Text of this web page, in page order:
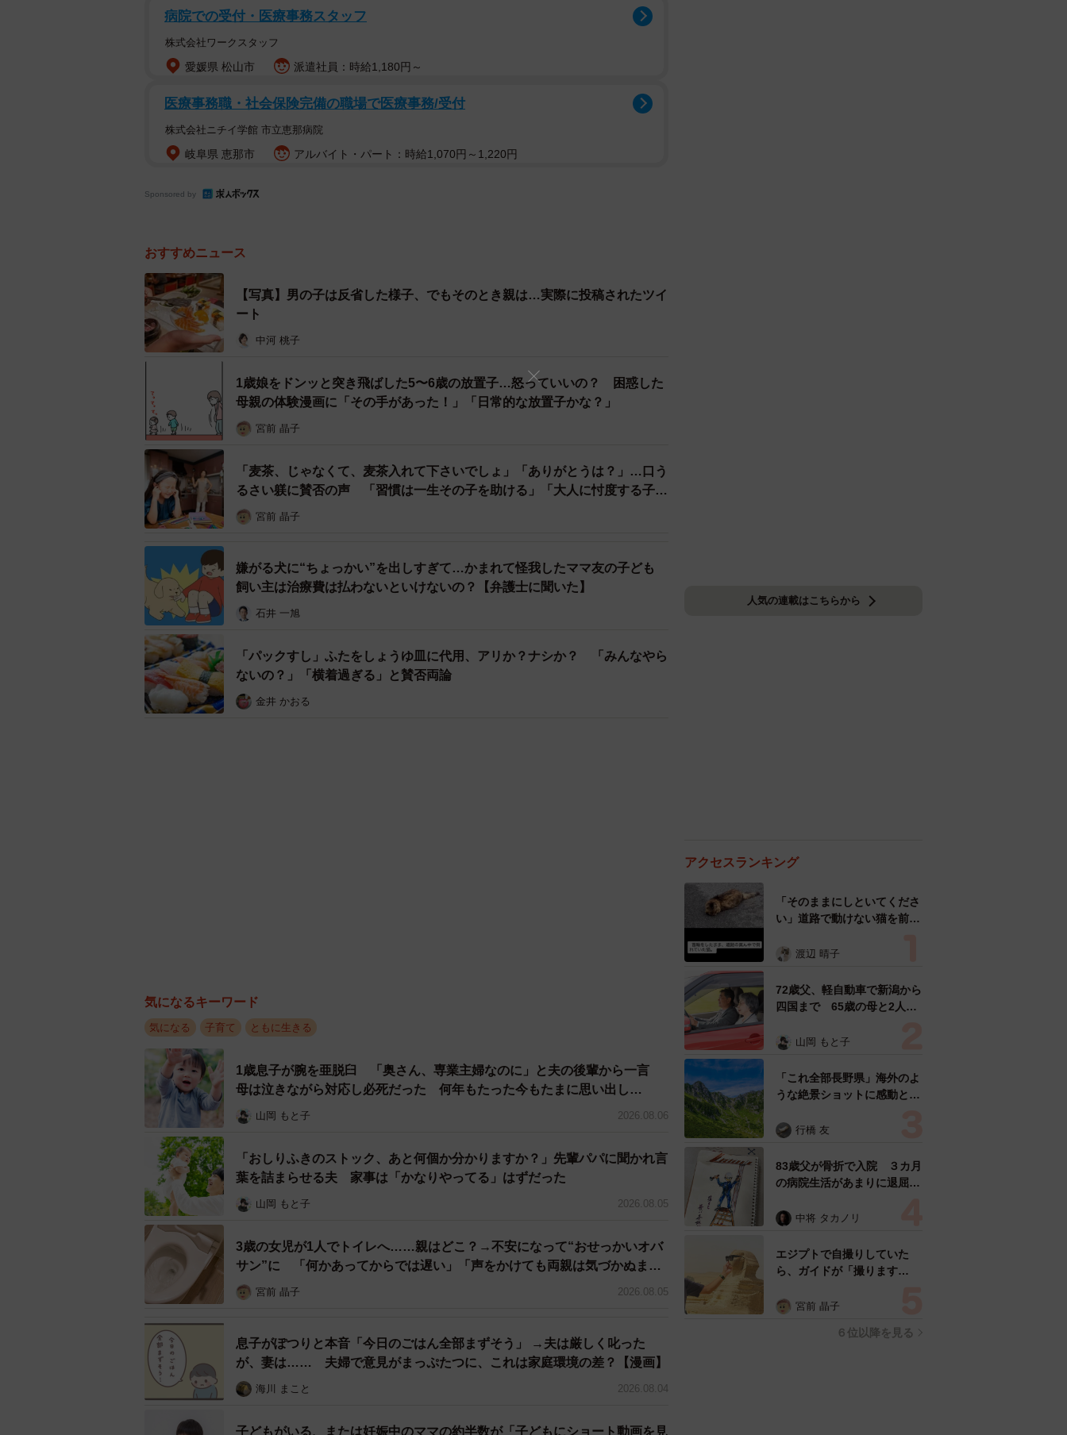
「私が一人で、クリーム系の料理を選び取っているところで遭遇しました。
男の子は自分の皿に具材を乗せていました。恐らくクリームソースを多く取りすぎて、具材
まったようでした。
私が声を掛けるとビクッとして動揺しながら『ごめんなさい、どうしたらいい？』と小さな
すぐにトングを交換していただきました」
「レストランでのマスク着用者は全体の半分程度だったと記憶しており、お店側からは特に
マスク着用についての説明などはありませんでした。私は一応料理を取る際には着用してい
ましたが、男の子は着用していませんでした。
これはあくまでも想像ですが、もしもまだ着用が義務付けられていてマスクで口を覆われて
いる状態であれば、男の子もトングを舐めるという発想にはならなかったのでは、と思いま
す。もしかしたら男の子も”マスクなし”でブッフェを利用するのは初めての経験だったのか
もしれません。
なので、今回のことは彼の保護者にとっても予想していなかった事態なのでは、と今となっ
ては思っています」
――男の子とその保護者は、その後はブッフェ会場でどのように過ごしていたのでしょう
「男の子は、3〜4組の親子連れ団体で来ていた子どもでした。恐らくママ友関係だと思いま
す。席は大人と子どもに分かれて座っていたと記憶しています。
トングを舐める前から子どもが会場を走るなど、マナーがあまり良くなかったので『ちょっ
と嫌だな〜』と正直思っていました。その後男の子は普通に席に着いて、お友達と話しなが
ら食事していました。保護者たちは親同士で会話していました」
ん。私も小さな子を育てている立場ですが、子育て世代にとってどんどん肩身の狭い世の中
になっていくのは嫌だなぁと思っています」
◇ ◇
一昔前は当たり前のようにあった“誰かさんの声かけ”。しかし新型コロナウイルス感染症と
いう災難を経て、誰もが、他者との関わり方に躊躇する場面を経験しているのではないでし
ょうか。最後に、ブンブンさんはこのようにコメントしていました。
「コロナ禍もあり、他所の人と関わるのがますます難しくなった世の中ですが、たとえ他人
であっても自然にマナーやルールを守れるように声の掛け合いをできるようになれば、もっ
と世間の目も変わるかもしれないな、と考えています」。
「良い」か「悪い」の結果論で判断されがちな今の世の中ですが、ダメなところを攻撃する
だけではなく、良くしていくにはどうすればよいかを、それぞれが自分事として考えること
も必要なのかもしれません。
■ブンブンさんTwitterアカウント： @comechimbun
病院での受付・医療事務スタッフ
株式会社ワークスタッフ
愛媛県 松山市 派遣社員：時給1,180円～
医療事務職・社会保険完備の職場で医療事務/受付
株式会社ニチイ学館 市立恵那病院
岐阜県 恵那市 アルバイト・パート：時給1,070円～1,220円
Sponsored by
おすすめニュース
【写真】男の子は反省した様子、でもそのとき親は…実際に投稿されたツイ
ート
中河 桃子
1歳娘をドンッと突き飛ばした5〜6歳の放置子…怒っていいの？ 困惑した
母親の体験漫画に「その手があった！」「日常的な放置子かな？」
宮前 晶子
「麦茶、じゃなくて、麦茶入れて下さいでしょ」「ありがとうは？」…口う
るさい躾に賛否の声 「習慣は一生その子を助ける」「大人に忖度する子ど
もに」
宮前 晶子
嫌がる犬に“ちょっかい”を出しすぎて…かまれて怪我したママ友の子ども
飼い主は治療費は払わないといけないの？【弁護士に聞いた】
石井 一旭
「パックすし」ふたをしょうゆ皿に代用、アリか？ナシか？ 「みんなやら
ないの？」「横着過ぎる」と賛否両論
金井 かおる
気になるキーワード
気になる 子育て ともに生きる
1歳息子が腕を亜脱臼 「奥さん、専業主婦なのに」と夫の後輩から一言
母は泣きながら対応し必死だった 何年もたった今もたまに思い出し…
山岡 もと子 2026.08.06
「おしりふきのストック、あと何個か分かりますか？」先輩パパに聞かれ言
葉を詰まらせる夫 家事は「かなりやってる」はずだった
山岡 もと子 2026.08.05
3歳の女児が1人でトイレへ……親はどこ？→不安になって“おせっかいオバ
サン”に 「何かあってからでは遅い」「声をかけても両親は気づかぬま
ま」
宮前 晶子 2026.08.05
息子がぽつりと本音「今日のごはん全部まずそう」 →夫は厳しく叱った
が、妻は…… 夫婦で意見がまっぷたつに、これは家庭環境の差？【漫画】
海川 まこと 2026.08.04
子どもがいる、または妊娠中のママの約半数が「子どもにショート動画を見
人気の連載はこちらから
アクセスランキング
「そのままにしといてくださ
い」道路で動けない猫を前に
ようとした4日間 「命の重
表の訴え
渡辺 晴子
72歳父、軽自動車で新潟から
四国まで 65歳の母と2人で
憩まで分刻み… 「大学生で
山岡 もと子
「これ全部長野県」海外のよ
うな絶景ショットに感動と反
ったんだって気づいた」
行橋 友
83歳父が骨折で入院 ３カ月
の病院生活があまりに退屈で
い！」→スケッチブックを見
すよ…」
中将 タカノリ
エジプトで自撮りしていた
ら、ガイドが「撮ります
取っていたら……スマホを返
カモ代表かも」「私は6時間
宮前 晶子
６位以降を見る